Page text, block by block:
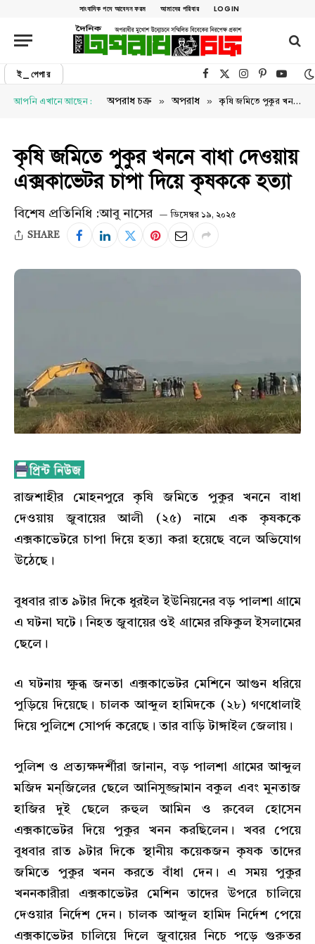
সাংবাদিক পদে আবেদন ফরম আমাদের পরিবার LOGIN
ই_পেপার Facebook
X (Twitter)Instagram
Pinterest
আপনি এখানে আছেন : অপরাধ চক্র » অপরাধ » কৃষি জমিতে পুকুর খননে বাধা দেওয়ায় এক্সকাভেটর চাপা দিয়ে কৃষককে হত্যা
কৃষি জমিতে পুকুর খননে বাধা দেওয়ায়
এক্সকাভেটর চাপা দিয়ে কৃষককে হত্যা
বিশেষ প্রতিনিধি :আবু নাসের ডিসেম্বর ১৯, ২০২৫
SHARE
রাজশাহীর মোহনপুরে কৃষি জমিতে পুকুর খননে বাধা
দেওয়ায় জুবায়ের আলী (২৫) নামে এক কৃষককে
এক্সকাভেটরে চাপা দিয়ে হত্যা করা হয়েছে বলে অভিযোগ
উঠেছে।
বুধবার রাত ৯টার দিকে ধুরইল ইউনিয়নের বড় পালশা গ্রামে
এ ঘটনা ঘটে। নিহত জুবায়ের ওই গ্রামের রফিকুল ইসলামের
ছেলে।
এ ঘটনায় ক্ষুব্ধ জনতা এক্সকাভেটর মেশিনে আগুন ধরিয়ে
পুড়িয়ে দিয়েছে। চালক আব্দুল হামিদকে (২৮) গণধোলাই
দিয়ে পুলিশে সোপর্দ করেছে। তার বাড়ি টাঙ্গাইল জেলায়।
পুলিশ ও প্রত্যক্ষদর্শীরা জানান, বড় পালশা গ্রামের আব্দুল
মজিদ মন্জিলের ছেলে আনিসুজ্জামান বকুল এবং মুনতাজ
হাজির দুই ছেলে রুহুল আমিন ও রুবেল হোসেন
এক্সকাভেটর দিয়ে পুকুর খনন করছিলেন। খবর পেয়ে
বুধবার রাত ৯টার দিকে স্থানীয় কয়েকজন কৃষক তাদের
জমিতে পুকুর খনন করতে বাঁধা দেন। এ সময় পুকুর
খননকারীরা এক্সকাভেটর মেশিন তাদের উপরে চালিয়ে
দেওয়ার নির্দেশ দেন। চালক আব্দুল হামিদ নির্দেশ পেয়ে
এক্সকাভেটর চালিয়ে দিলে জুবায়ের নিচে পড়ে গুরুতর